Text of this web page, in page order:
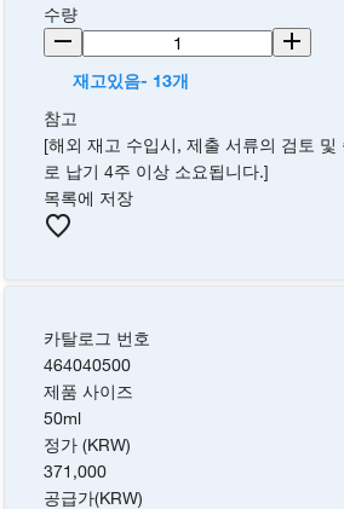
수량
재고있음- 13개
참고
[해외 재고 수입시, 제출 서류의 검토 및
로 납기 4주 이상 소요됩니다.]
목록에 저장
카탈로그 번호
464040500
제품 사이즈
50ml
정가 (KRW)
371,000
공급가(KRW)